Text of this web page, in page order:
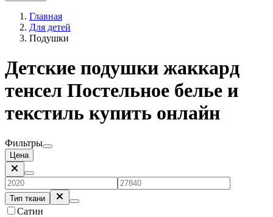
Главная
Для детей
Подушки
Детские подушки жаккард
тенсел Постельное белье и
текстиль купить онлайн
Фильтры
Цена
Тип ткани
Сатин